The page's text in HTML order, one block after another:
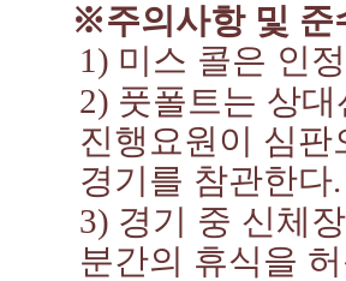
※주의사항 및 준
1) 미스 콜은 인
2) 풋폴트는 상
진행요원이 심판
경기를 참관한다.
3) 경기 중 신체
분간의 휴식을